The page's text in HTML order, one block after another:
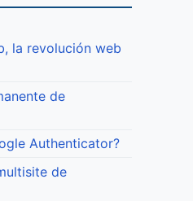
la revolución web
de
Authenticator?
de